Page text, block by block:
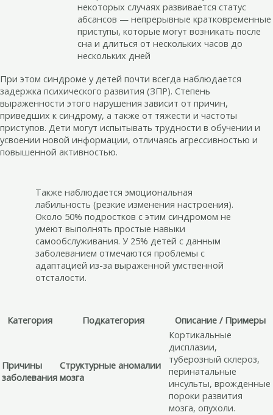
некоторых случаях развивается статус
абсансов — непрерывные кратковременные
приступы, которые могут возникать после
сна и длиться от нескольких часов до
нескольких дней
При этом синдроме у детей почти всегда наблюдается
задержка психического развития (ЗПР). Степень
выраженности этого нарушения зависит от причин,
приведших к синдрому, а также от тяжести и частоты
приступов. Дети могут испытывать трудности в обучении и
усвоении новой информации, отличаясь агрессивностью и
повышенной активностью.
Также наблюдается эмоциональная
лабильность (резкие изменения настроения).
Около 50% подростков с этим синдромом не
умеют выполнять простые навыки
самообслуживания. У 25% детей с данным
заболеванием отмечаются проблемы с
адаптацией из-за выраженной умственной
отсталости.
Категория Подкатегория Описание / Примеры
Причины
заболевания
Структурные аномалии
мозга
Кортикальные
дисплазии,
туберозный склероз,
перинатальные
инсульты, врожденные
пороки развития
мозга, опухоли.